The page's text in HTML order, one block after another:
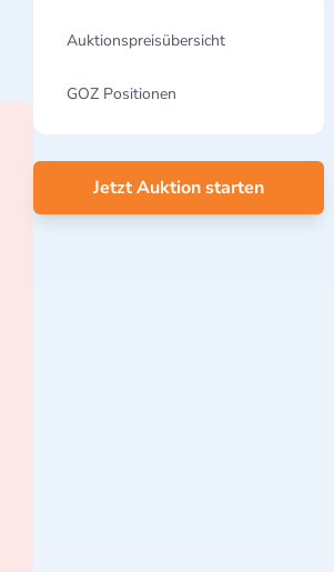
Auktionspreisübersicht
GOZ Positionen
Jetzt Auktion starten